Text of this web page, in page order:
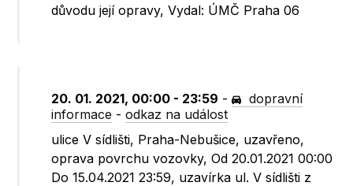
důvodu její opravy, Vydal: ÚMČ Praha 06
20. 01. 2021, 00:00 - 23:59 -
dopravní
informace -odkaz na událost
ulice V sídlišti, Praha-Nebušice, uzavřeno,
oprava povrchu vozovky, Od 20.01.2021 00:00
Do 15.04.2021 23:59, uzavírka ul. V sídlišti z